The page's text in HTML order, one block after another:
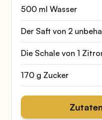
500 ml Wasser
Der Saft von 2
Die Schale von 1
170 g Zucker